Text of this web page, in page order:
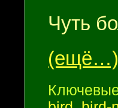
Чуть
(ещё…)